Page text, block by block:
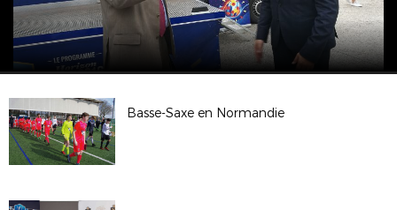
Basse-Saxe en Normandie